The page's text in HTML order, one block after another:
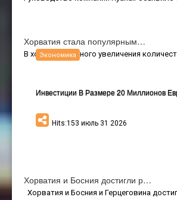
Хорватия стала популярным…
В ходе постоянного увеличения
Hits:153 июль 31 2026
Экономика
Хорватия и Босния достигли р…
Хорватия и Босния и Герцеговина